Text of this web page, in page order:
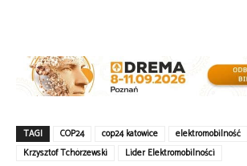
TAGI COP24 cop24 katowice
elektromobilność
Krzysztof Tchórzewski
Lider Elektromobilności